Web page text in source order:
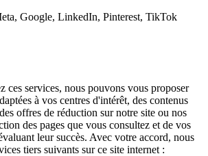
Google, LinkedIn, Pinterest, TikTok
ces services, nous pouvons vous proposer
à vos centres d'intérêt, des contenus
offres de réduction sur notre site ou nos
des pages que vous consultez et de vos
leur succès. Avec votre accord, nous
tiers suivants sur ce site internet :